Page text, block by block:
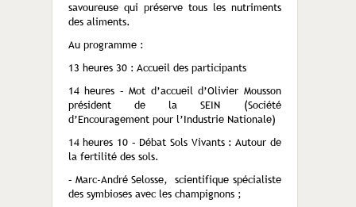
savoureuse qui préserve tous les nutriments
des aliments.
Au programme :
13 heures 30 : Accueil des participants
14 heures – Mot d’accueil d’Olivier Mousson
président de la SEIN (Société
d’Encouragement pour l’Industrie Nationale)
14 heures 10 – Débat Sols Vivants : Autour de
la fertilité des sols.
– Marc-André Selosse, scientifique spécialiste
des symbioses avec les champignons ;